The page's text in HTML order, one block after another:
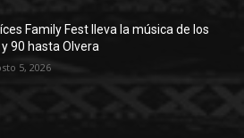
Family Fest lleva la música de los
90 hasta Olvera
5, 2026